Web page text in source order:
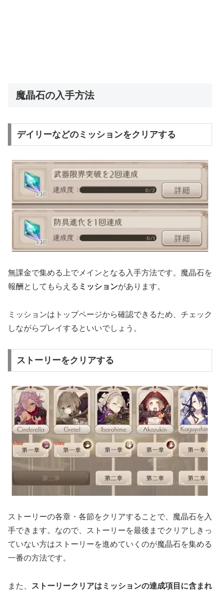
魔晶石の入手方法
デイリーなどのミッションをクリアする
無課金で集める上でメインとなる入手方法です。魔晶石を
報酬としてもらえる ミッションがあります。
ミッションはトップページから確認できるため、チェック
しながらプレイするといいでしょう。
ストーリーをクリアする
ストーリーの各章・各節をクリアすることで、魔晶石を入
手できます。なので、ストーリーを最後までクリアしきっ
ていない方はストーリーを進めていくのが魔晶石を集める
一番の方法です。
また、 ストーリークリアはミッションの達成項目に含まれ